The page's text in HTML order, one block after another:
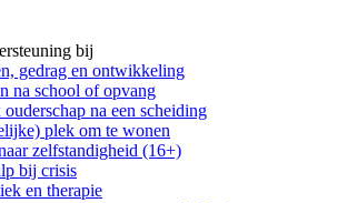
bij
gedrag en ontwikkeling
na school of opvang
na een scheiding
plek om te wonen
zelfstandigheid (16+)
bij crisis
en therapie